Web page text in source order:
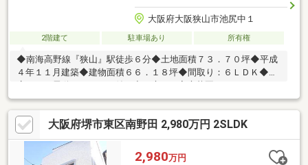
大阪府大阪狭山市池尻中１
2階建て 駐車場あり 所有権
◆南海高野線『狭山』駅徒歩６分◆土地面積７３．７０坪◆平成
４年１１月建築◆建物面積６６．１８坪◆間取り：６ＬＤＫ◆車
か？◇◇◇周辺施設◇◇◇・ローソン大阪狭山池尻中二丁目店ま
で約６６０ｍ（徒歩９分）・狭山駅前郵便局まで約２００ｍ（徒
歩３分）・南野田りんご公園まで約７００ｍ（徒歩９分）・北小
学校まで約８７０ｍ（徒歩１１分）・狭山中学校まで約１５７０
ｍ（徒歩２０分）
大阪府堺市東区南野田 2,980万円 2SLDK
2,980万円